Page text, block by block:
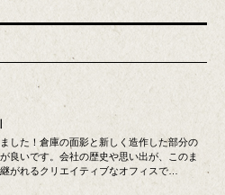
した！倉庫の面影と新しく造作した部分の
良いです。会社の歴史や思い出が、このま
がれるクリエイティブなオフィスで…